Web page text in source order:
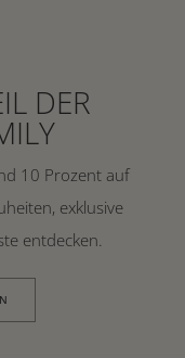
DER
10 Prozent auf
exklusive
entdecken.